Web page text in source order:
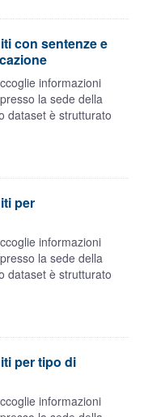
con sentenze e
informazioni
la sede della
dataset è strutturato
per
informazioni
la sede della
dataset è strutturato
per tipo di
informazioni